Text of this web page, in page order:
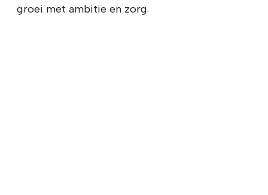
groei met ambitie en zorg.